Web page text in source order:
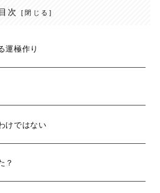
目次
運極作り
けではない
？